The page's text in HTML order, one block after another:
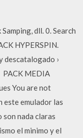
dll. 0. Search
HYPERSPIN.
descatalogado ›
MEDIA
You are not
este emulador las
son nada claras
el minimo y el